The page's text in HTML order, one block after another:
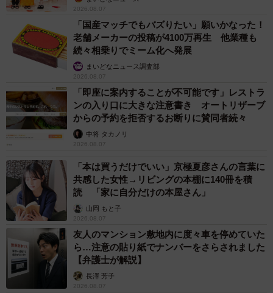
2026.08.07
「国産マッチでもバズりたい」願いかなった！
老舗メーカーの投稿が4100万再生 他業種も
続々相乗りでミーム化へ発展
まいどなニュース調査部
2026.08.07
「即座に案内することが不可能です」レストラ
ンの入り口に大きな注意書き オートリザーブ
からの予約を拒否するお断りに賛同者続々
中将 タカノリ
2026.08.07
「本は買うだけでいい」京極夏彦さんの言葉に
共感した女性→リビングの本棚に140冊を積
読 「家に自分だけの本屋さん」
山岡 もと子
2026.08.07
友人のマンション敷地内に度々車を停めていた
ら…注意の貼り紙でナンバーをさらされました
【弁護士が解説】
長澤 芳子
2026.08.07